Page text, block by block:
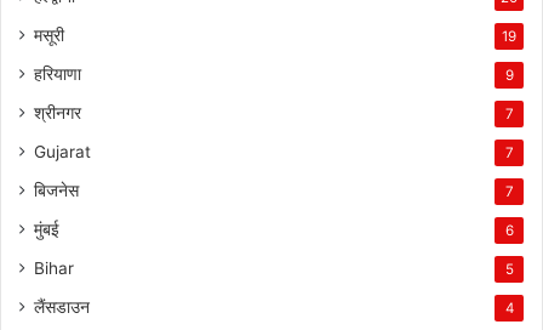
मसूरी 19
हरियाणा 9
श्रीनगर 7
Gujarat 7
बिजनेस 7
मुंबई 6
Bihar 5
लैंसडाउन 4